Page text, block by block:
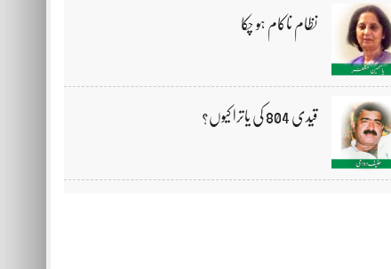
نظام ناکام ہو چکا
قیدی 804 کی یاترا کیوں؟